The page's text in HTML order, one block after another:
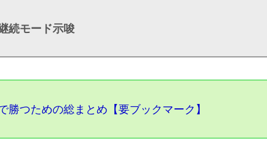
続モード示唆
勝つための総まとめ【要ブックマーク】